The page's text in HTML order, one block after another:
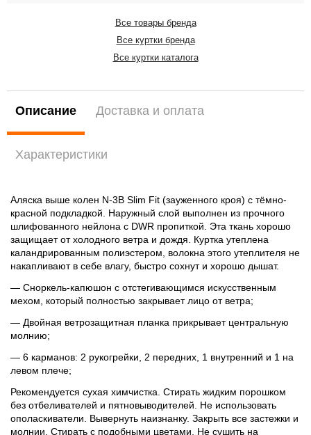
Все товары бренда
Все куртки бренда
Все куртки каталога
Описание Доставка и оплата
Характеристики
Аляска выше колен N-3B Slim Fit (зауженного кроя) с тёмно-
красной подкладкой. Наружный слой выполнен из прочного
шлифованного нейлона с DWR пропиткой. Эта ткань хорошо
защищает от холодного ветра и дождя. Куртка утеплена
каландрированным полиэстером, волокна этого утеплителя не
накапливают в себе влагу, быстро сохнут и хорошо дышат.
— Сноркель-капюшон с отстегивающимся искусственным
мехом, который полностью закрывает лицо от ветра;
— Двойная ветрозащитная планка прикрывает центральную
молнию;
— 6 карманов: 2 рукогрейки, 2 передних, 1 внутренний и 1 на
левом плече;
Рекомендуется сухая химчистка. Стирать жидким порошком
без отбеливателей и пятновыводителей. Не использовать
ополаскиватели. Вывернуть наизнанку. Закрыть все застежки и
молнии. Стирать с подобными цветами. Не сушить на